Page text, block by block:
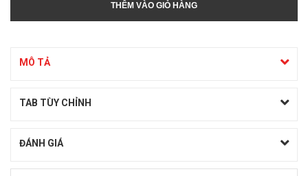
THÊM VÀO GIỎ HÀNG
MÔ TẢ
TAB TÙY CHỈNH
ĐÁNH GIÁ